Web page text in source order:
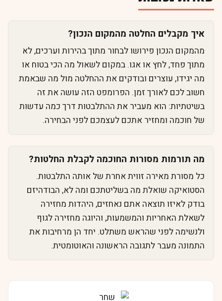
איך מקבלים החלטה מהמקום הנכון?
מהמקום הנכון פירושו לבחור מתוך בהירות וערכים, לא
מתוך פחד, לחץ או אגו. במקום לשאול מה הכי בטוח או
מה יגידו, עוצרים ובודקים את ההחלטה מול מה שבאמת
חשוב לכם לאורך זמן. הפרומפט הזה עושה את זה
בשיטתיות: הוא מעביר את ההתלבטות דרך כמה עדשות
של חוכמה ומחזיר אתכם לעצמכם לפני הבחירה.
מה תורמות מסורות החוכמה לקבלת החלטות?
כל מסורת מאירה זווית אחרת של אותה התלבטות.
הסטואיקה שואלת מה בשליטתכם ומה לא, הבודהיזם
בודק לאיזו תוצאה אתם נאחזים, היהדות מחזירה
לשאלת האחריות והמשמעות, והיוגה מחזירה לגוף
ולנשימה לפני שהראש משתלט. יחד הן מרחיבות את
התמונה מעבר לתגובה הראשונה והאוטומטית.